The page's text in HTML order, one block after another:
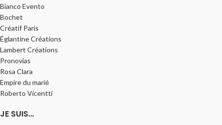
Bianco Evento
Bochet
Créatif Paris
Églantine Créations
Lambert Créations
Pronovias
Rosa Clara
Empire du marié
Roberto Vicentti
JE SUIS…